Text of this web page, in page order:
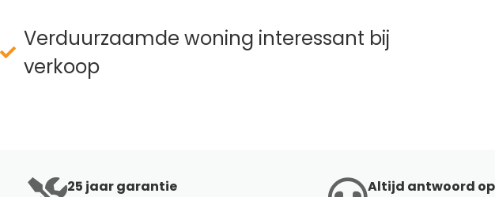
Verduurzaamde woning interessant bij
verkoop
25 jaar garantie Altijd antwoord